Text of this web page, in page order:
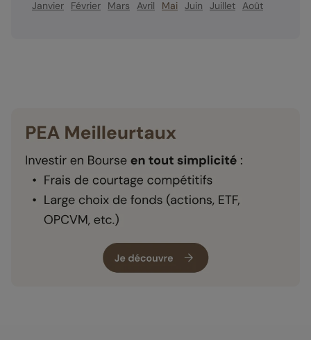
Janvier Février Mars Avril Mai Juin Juillet Août